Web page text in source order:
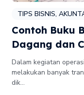
TIPS BISNIS,
Contoh Buku
Dagang dan
Dalam kegiatan
melakukan banyak
dik...